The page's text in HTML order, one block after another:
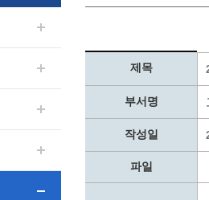
반상회보
항
사전심사청구제
민원1회 방문 처
사회취약계층
폐업신고 간소
평생학습원
취업지원 프로
지역맞춤형 일
제목
부서명
작성일
파일